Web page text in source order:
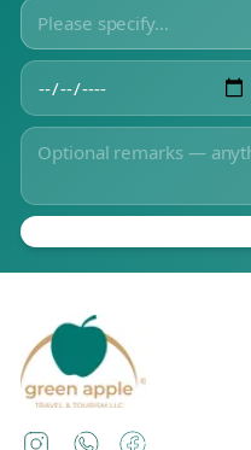
Instagram